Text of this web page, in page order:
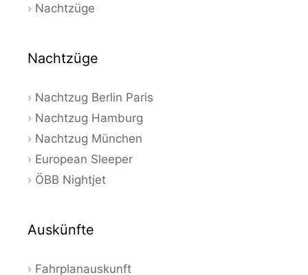
Nachtzüge
Nachtzüge
Nachtzug Berlin Paris
Nachtzug Hamburg
Nachtzug München
European Sleeper
ÖBB Nightjet
Auskünfte
Fahrplanauskunft